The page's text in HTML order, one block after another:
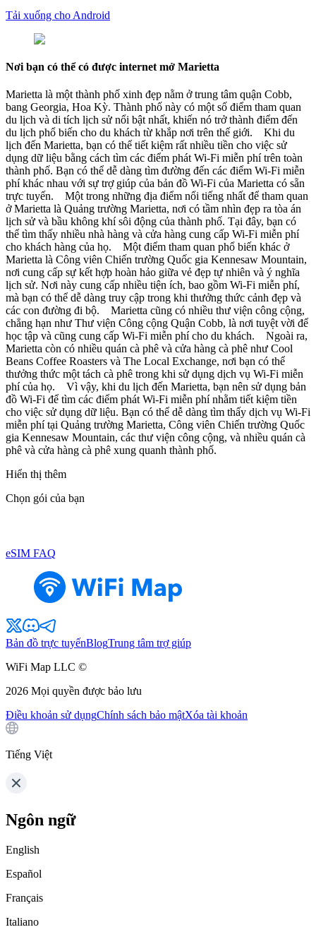
Tải xuống cho Android
Nơi bạn có thể có được internet mở Marietta
Marietta là một thành phố xinh đẹp nằm ở trung tâm quận Cobb,
bang Georgia, Hoa Kỳ. Thành phố này có một số điểm tham quan
du lịch và di tích lịch sử nổi bật nhất, khiến nó trở thành điểm đến
du lịch phổ biến cho du khách từ khắp nơi trên thế giới. Khi du
lịch đến Marietta, bạn có thể tiết kiệm rất nhiều tiền cho việc sử
dụng dữ liệu bằng cách tìm các điểm phát Wi-Fi miễn phí trên toàn
thành phố. Bạn có thể dễ dàng tìm đường đến các điểm Wi-Fi miễn
phí khác nhau với sự trợ giúp của bản đồ Wi-Fi của Marietta có sẵn
trực tuyến. Một trong những địa điểm nổi tiếng nhất để tham quan
ở Marietta là Quảng trường Marietta, nơi có tầm nhìn đẹp ra tòa án
lịch sử và bầu không khí sôi động của thành phố. Tại đây, bạn có
thể tìm thấy nhiều nhà hàng và cửa hàng cung cấp Wi-Fi miễn phí
cho khách hàng của họ. Một điểm tham quan phổ biến khác ở
Marietta là Công viên Chiến trường Quốc gia Kennesaw Mountain,
nơi cung cấp sự kết hợp hoàn hảo giữa vẻ đẹp tự nhiên và ý nghĩa
lịch sử. Nơi này cung cấp nhiều tiện ích, bao gồm Wi-Fi miễn phí,
mà bạn có thể dễ dàng truy cập trong khi thưởng thức cảnh đẹp và
các con đường đi bộ. Marietta cũng có nhiều thư viện công cộng,
chẳng hạn như Thư viện Công cộng Quận Cobb, là nơi tuyệt vời để
học tập và cũng cung cấp Wi-Fi miễn phí cho du khách. Ngoài ra,
Marietta còn có nhiều quán cà phê và cửa hàng cà phê như Cool
Beans Coffee Roasters và The Local Exchange, nơi bạn có thể
thưởng thức một tách cà phê trong khi sử dụng dịch vụ Wi-Fi miễn
phí của họ. Vì vậy, khi du lịch đến Marietta, bạn nên sử dụng bản
đồ Wi-Fi để tìm các điểm phát Wi-Fi miễn phí nhằm tiết kiệm tiền
cho việc sử dụng dữ liệu. Bạn có thể dễ dàng tìm thấy dịch vụ Wi-Fi
miễn phí tại Quảng trường Marietta, Công viên Chiến trường Quốc
gia Kennesaw Mountain, các thư viện công cộng, và nhiều quán cà
phê và cửa hàng cà phê xung quanh thành phố.
Hiển thị thêm
Chọn gói của bạn
eSIM FAQ
Bản đồ trực tuyếnBlogTrung tâm trợ giúp
WiFi Map LLC ©
2026 Mọi quyền được bảo lưu
Điều khoản sử dụngChính sách bảo mậtXóa tài khoản
Tiếng Việt
Ngôn ngữ
English
Español
Français
Italiano